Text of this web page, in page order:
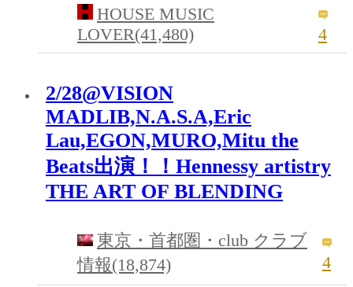
HOUSE MUSIC
LOVER(41,480)
4
2/28@VISION
MADLIB,N.A.S.A,Eric
Lau,EGON,MURO,Mitu the
Beats出演！！Hennessy artistry
THE ART OF BLENDING
東京・首都圏・club クラブ
情報(18,874)
4